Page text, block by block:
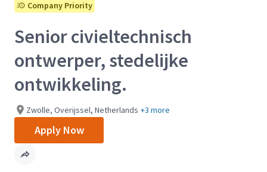
Company Priority
Senior civieltechnisch
ontwerper, stedelijke
ontwikkeling.
Zwolle, Overijssel, Netherlands +3 more
Apply Now